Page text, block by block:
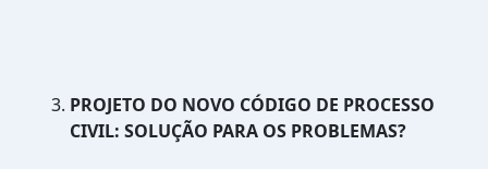
PROJETO DO NOVO CÓDIGO DE PROCESSO
CIVIL: SOLUÇÃO PARA OS PROBLEMAS?